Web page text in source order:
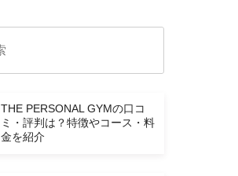
THE PERSONAL GYMの口コ
ミ・評判は？特徴やコース・料
金を紹介